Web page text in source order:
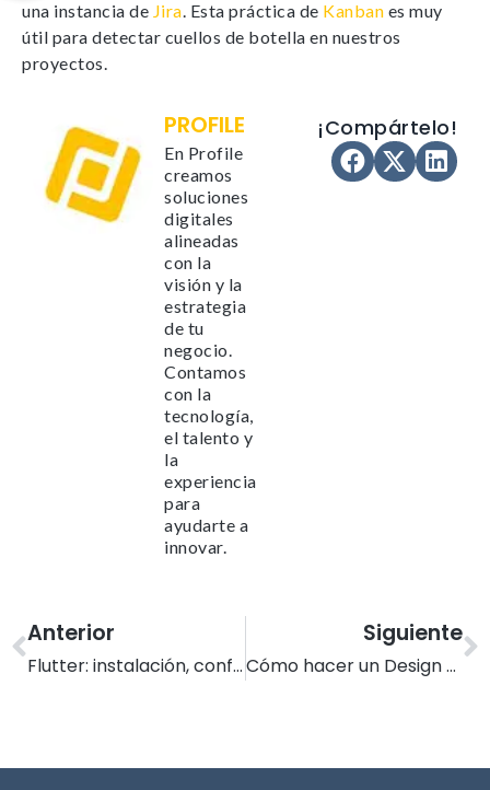
una instancia de Jira. Esta práctica de Kanban es muy
útil para detectar cuellos de botella en nuestros
proyectos.
PROFILE
En Profile
creamos
soluciones
digitales
alineadas
con la
visión y la
estrategia
de tu
negocio.
Contamos
con la
tecnología,
el talento y
la
experiencia
para
ayudarte a
innovar.
¡Compártelo!
Anterior
Flutter: instalación, configuración y creación de nuestra primera aplicación
Siguiente
Cómo hacer un Design System con Figma
Para que
la web, en